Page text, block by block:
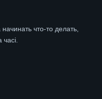
что-то делать,